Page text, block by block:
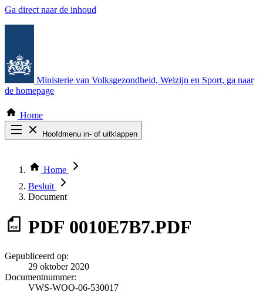
Ga direct naar de inhoud
Ministerie van Volksgezondheid, Welzijn en Sport, ga naar
de homepage
Home
Hoofdmenu in- of uitklappen
Thema COVID-19
Bekijk per bestuursorgaan
Home
Besluit
Document
PDF 0010E7B7.PDF
Gepubliceerd op:
29 oktober 2020
Documentnummer:
VWS-WOO-06-530017